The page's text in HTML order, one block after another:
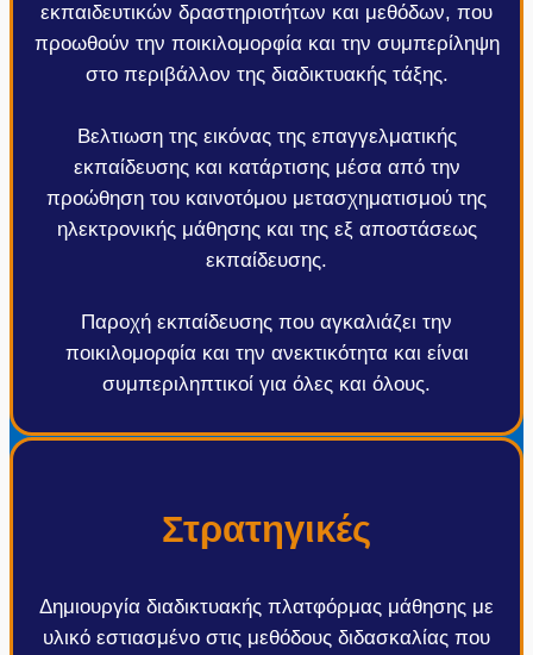
εκπαιδευτικών δραστηριοτήτων και μεθόδων, που
προωθούν την ποικιλομορφία και την συμπερίληψη
στο περιβάλλον της διαδικτυακής τάξης.
Βελτιωση της εικόνας της επαγγελματικής
εκπαίδευσης και κατάρτισης μέσα από την
προώθηση του καινοτόμου μετασχηματισμού της
ηλεκτρονικής μάθησης και της εξ αποστάσεως
εκπαίδευσης.
Παροχή εκπαίδευσης που αγκαλιάζει την
ποικιλομορφία και την ανεκτικότητα και είναι
συμπεριληπτικοί για όλες και όλους.
Στρατηγικές
Δημιουργία διαδικτυακής πλατφόρμας μάθησης με
υλικό εστιασμένο στις μεθόδους διδασκαλίας που